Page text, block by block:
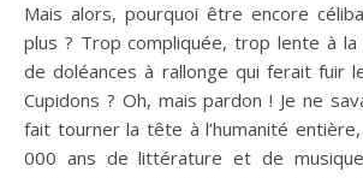
Mais alors, pourquoi être encore
plus ? Trop compliquée, trop lente à
de doléances à rallonge qui ferait fuir
Cupidons ? Oh, mais pardon ! Je ne
fait tourner la tête à l’humanité
000 ans de littérature et de